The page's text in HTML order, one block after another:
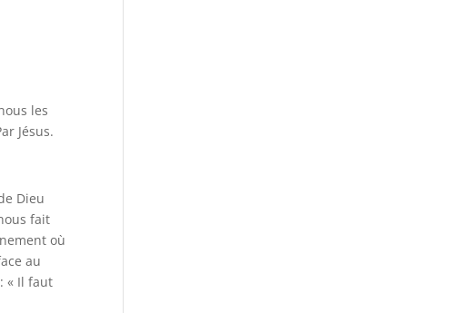
les
Jésus.
Dieu
fait
où
au
« Il faut